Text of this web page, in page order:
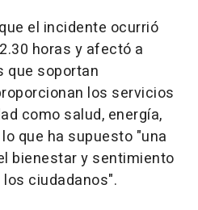
el incidente ocurrió
horas y afectó a
soportan
los servicios
como salud, energía,
que ha supuesto "una
bienestar y sentimiento
ciudadanos".